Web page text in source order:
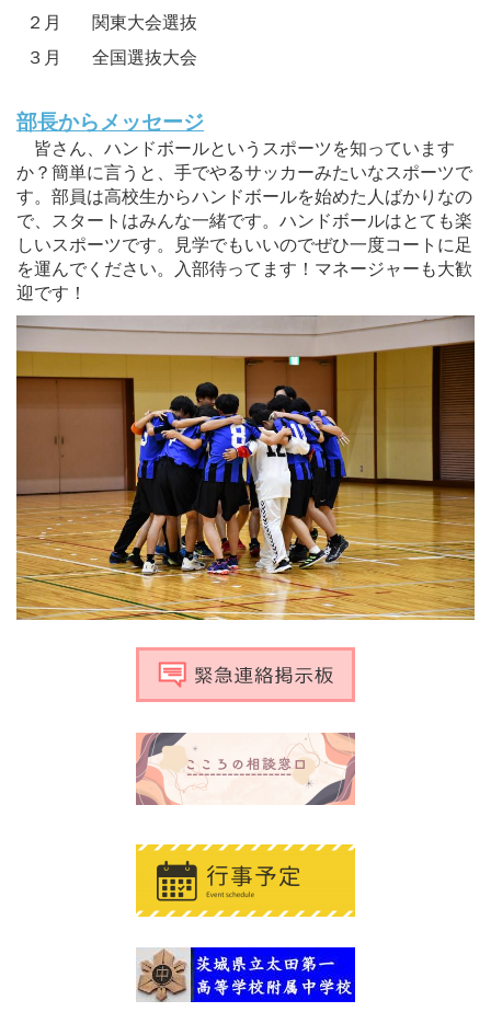
２月 関東大会選抜
３月 全国選抜大会
部長からメッセージ
皆さん、ハンドボールというスポーツを知っています
か？簡単に言うと、手でやるサッカーみたいなスポーツで
す。部員は高校生からハンドボールを始めた人ばかりなの
で、スタートはみんな一緒です。ハンドボールはとても楽
しいスポーツです。見学でもいいのでぜひ一度コートに足
を運んでください。入部待ってます！マネージャーも大歓
迎です！